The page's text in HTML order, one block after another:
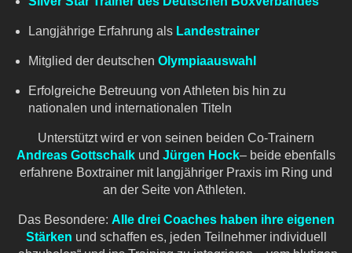
Langjährige Erfahrung als Landestrainer
Mitglied der deutschen Olympiaauswahl
Erfolgreiche Betreuung von Athleten bis hin zu
nationalen und internationalen Titeln
Unterstützt wird er von seinen beiden Co-Trainern
Andreas Gottschalk und Jürgen Hock– beide ebenfalls
erfahrene Boxtrainer mit langjähriger Praxis im Ring und
an der Seite von Athleten.
Das Besondere: Alle drei Coaches haben ihre eigenen
Stärken und schaffen es, jeden Teilnehmer individuell